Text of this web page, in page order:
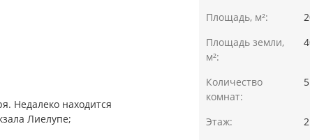
Недалеко находится
Лиелупе;
Площадь, м²:
Площадь земли,
м²:
Количество
комнат:
5
Этаж: